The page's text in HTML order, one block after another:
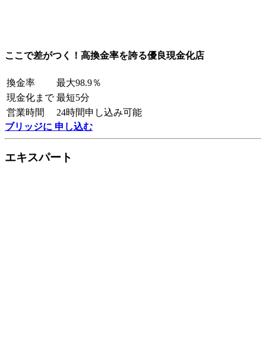
ここで差がつく！高換金率を誇る優良現金化店
換金率
最大98.9％
現金化まで 最短5分
営業時間
24時間申し込み可能
ブリッジに 申し込む
エキスパート